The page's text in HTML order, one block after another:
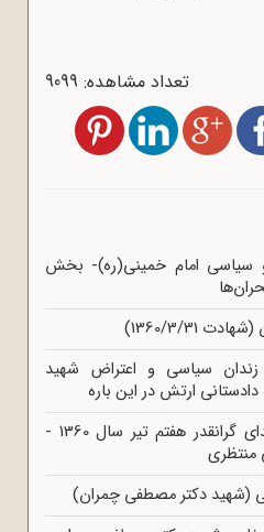
تعداد مشاهده: 9099
سیاسی امام خمینی(ره)- بخش
1360/3/31)
زندان سیاسی و اعتراض شهید
ارتش در این باره
نگاهی به زندگینامه شهدای گرانقدر هفتم تیر سال 1360 -
منتظری
(شهید دکتر مصطفی چمران)